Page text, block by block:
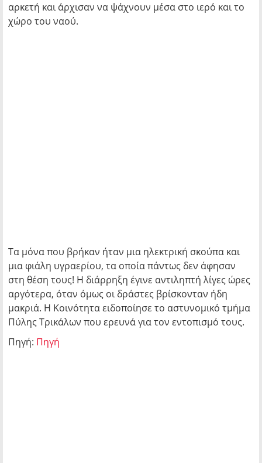
αρκετή και άρχισαν να ψάχνουν μέσα στο ιερό και το
χώρο του ναού.
Τα μόνα που βρήκαν ήταν μια ηλεκτρική σκούπα και
μια φιάλη υγραερίου, τα οποία πάντως δεν άφησαν
στη θέση τους! Η διάρρηξη έγινε αντιληπτή λίγες ώρες
αργότερα, όταν όμως οι δράστες βρίσκονταν ήδη
μακριά. Η Κοινότητα ειδοποίησε το αστυνομικό τμήμα
Πύλης Τρικάλων που ερευνά για τον εντοπισμό τους.
Πηγή: Πηγή